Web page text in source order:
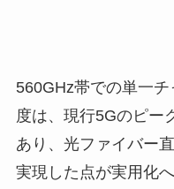
560GHz帯での単一
度は、現行5Gのピー
あり、光ファイバー
実現した点が実用化